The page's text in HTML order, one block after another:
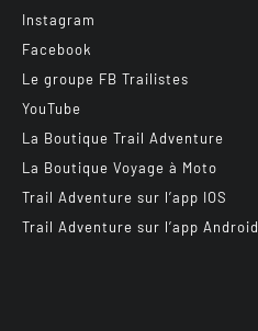
Instagram
Facebook
Le groupe FB Trailistes
YouTube
La Boutique Trail Adventure
La Boutique Voyage à Moto
Trail Adventure sur l’app IOS
Trail Adventure sur l’app Android